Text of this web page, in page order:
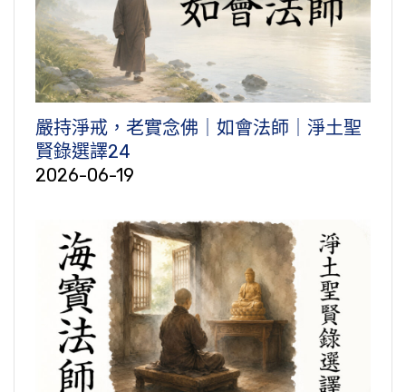
嚴持淨戒，老實念佛｜如會法師｜淨土聖
賢錄選譯24
2026-06-19